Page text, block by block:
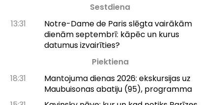
Sestdiena
13:31
Notre-Dame de Paris slēgta vairākām
dienām septembrī: kāpēc un kurus
datumus izvairīties?
Piektiena
18:31
Mantojuma dienas 2026: ekskursijas uz
Maubuisonas abatiju (95), programma